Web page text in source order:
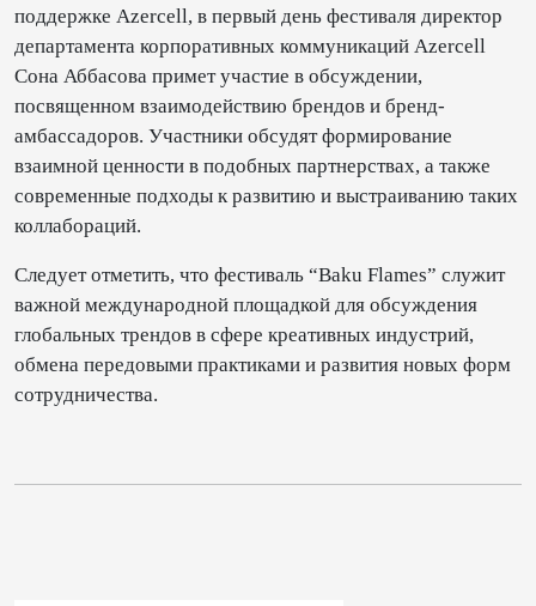
поддержке Azercell, в первый день фестиваля директор
департамента корпоративных коммуникаций Azercell
Сона Аббасова примет участие в обсуждении,
посвященном взаимодействию брендов и бренд-
амбассадоров. Участники обсудят формирование
взаимной ценности в подобных партнерствах, а также
современные подходы к развитию и выстраиванию таких
коллабораций.
Следует отметить, что фестиваль “Baku Flames” служит
важной международной площадкой для обсуждения
глобальных трендов в сфере креативных индустрий,
обмена передовыми практиками и развития новых форм
сотрудничества.